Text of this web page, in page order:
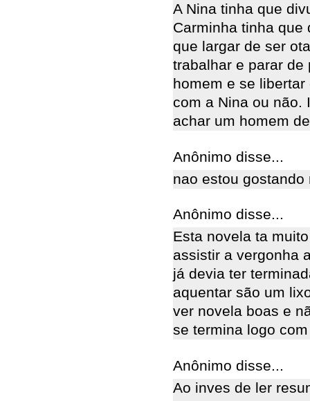
A Nina tinha que
Carminha tinha que
que largar de ser
trabalhar e parar de
homem e se
com a Nina ou não.
achar um homem
Anônimo disse...
nao estou
Anônimo disse...
Esta novela ta
assistir a vergonha
já devia ter
aquentar são um
ver novela boas e
se termina logo
Anônimo disse...
Ao inves de ler